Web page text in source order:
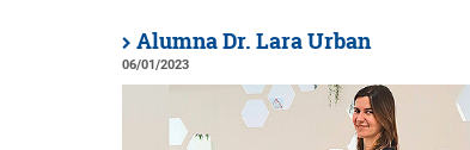
Alumna Dr. Lara Urban
06/01/2023